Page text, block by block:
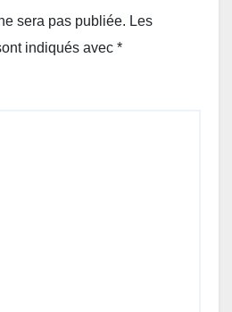
sera pas publiée. Les
indiqués avec *